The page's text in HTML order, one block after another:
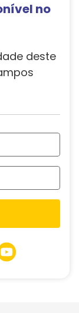
no
deste